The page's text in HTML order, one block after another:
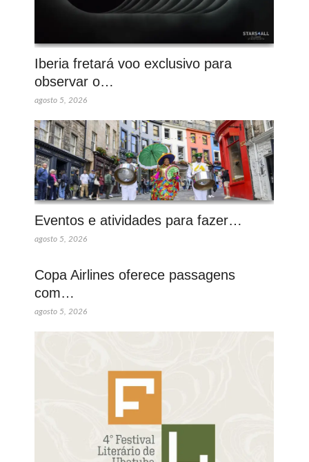
Iberia fretará voo exclusivo para
observar o…
agosto 5, 2026
Eventos e atividades para fazer…
agosto 5, 2026
Copa Airlines oferece passagens
com…
agosto 5, 2026